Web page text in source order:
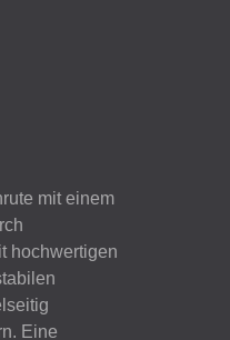
mit einem
hochwertigen
Eine